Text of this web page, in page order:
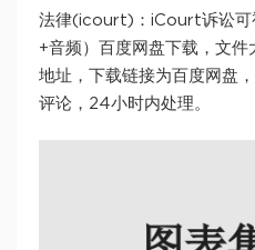
法律(icourt)：iCourt诉讼可
+音频）百度网盘下载，文
地址，下载链接为百度网盘
评论，24小时内处理。